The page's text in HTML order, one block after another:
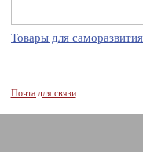
Товары для
Почта для связи